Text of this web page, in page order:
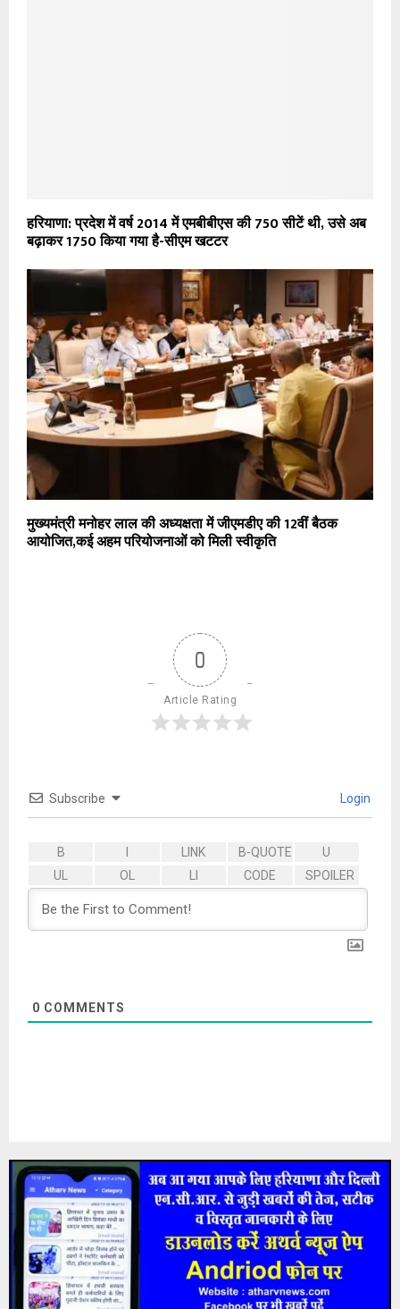
हरियाणा: प्रदेश में वर्ष 2014 में एमबीबीएस की 750 सीटें थी, उसे अब
बढ़ाकर 1750 किया गया है-सीएम खटटर
मुख्यमंत्री मनोहर लाल की अध्यक्षता में जीएमडीए की 12वीं बैठक
आयोजित,कई अहम परियोजनाओं को मिली स्वीकृति
0
Article Rating
Subscribe Login
0 COMMENTS